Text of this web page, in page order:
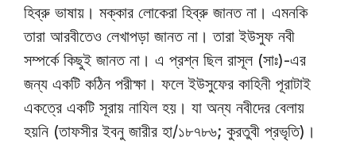
হিব্রু ভাষায়। মক্কার লোকেরা হিব্রু জানত না। এমনকি
তারা আরবীতেও লেখাপড়া জানত না। তারা ইউসুফ নবী
সম্পর্কে কিছুই জানত না। এ প্রশ্ন ছিল রাসূল (সাঃ)-এর
জন্য একটি কঠিন পরীক্ষা। ফলে ইউসুফের কাহিনী পূরাটাই
একত্রে একটি সূরায় নাযিল হয়। যা অন্য নবীদের বেলায়
হয়নি (তাফসীর ইবনু জারীর হা/১৮৭৮৬; কুরতুবী প্রভৃতি)।